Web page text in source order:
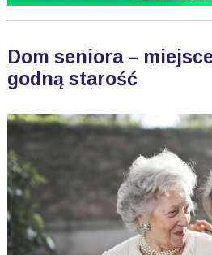
Dom seniora –
godną starość